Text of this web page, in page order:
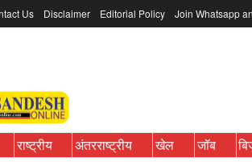
Us Disclaimer Editorial Policy Join Whatsapp
राष्ट्रीय अंतरराष्ट्रीय खेल जॉब